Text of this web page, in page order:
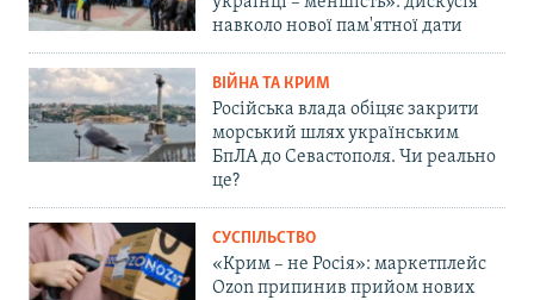
навколо нової пам'ятної дати
ВІЙНА ТА КРИМ
Російська влада обіцяє закрити
морський шлях українським
БпЛА до Севастополя. Чи реально
це?
СУСПІЛЬСТВО
«Крим – не Росія»: маркетплейс
Ozon припинив прийом нових